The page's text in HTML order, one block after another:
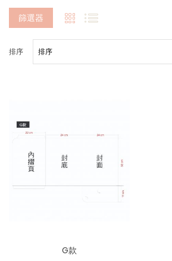
篩選器
排序
G款